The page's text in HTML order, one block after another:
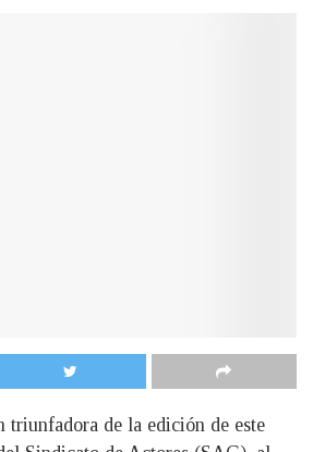
triunfadora de la edición de este